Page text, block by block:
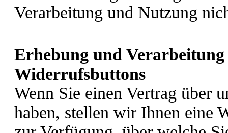
Verarbeitung und Nutzung
Erhebung und Verarbeitung
Widerrufsbuttons
Wenn Sie einen Vertrag über
haben, stellen wir Ihnen eine